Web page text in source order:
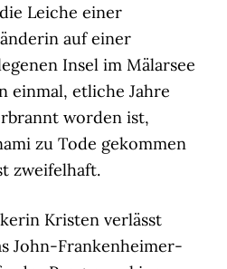
Leiche einer
auf einer
Insel im Mälarsee
einmal, etliche Jahre
worden ist,
zu Tode gekommen
zweifelhaft.
Kristen verlässt
John-Frankenheimer-